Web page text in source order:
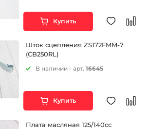
Купить
Шток сцепления ZS172FMM-7
(CB250RL)
В наличии - арт.16645
Купить
Плата масляная 125/140сс